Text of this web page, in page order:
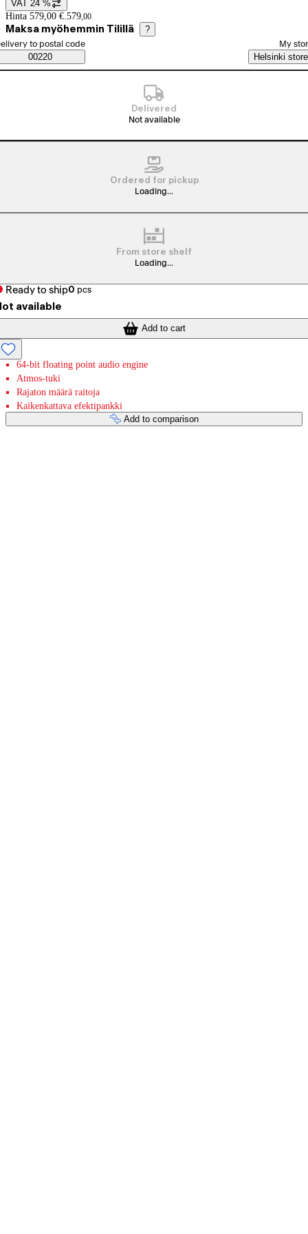
Price details
VAT 24 %
Hinta 579,00 €. 579,00
Maksa myöhemmin Tilillä ?
Saatavuustiedot
order method
to postal code
00220
My
Helsinki store
Delivered
Not available
Ordered for pickup
Loading...
From store shelf
Loading...
Ready to ship0 pcs
available
Add to cart
64-bit floating point audio engine
Atmos-tuki
Rajaton määrä raitoja
Kaikenkattava efektipankki
Add to comparison